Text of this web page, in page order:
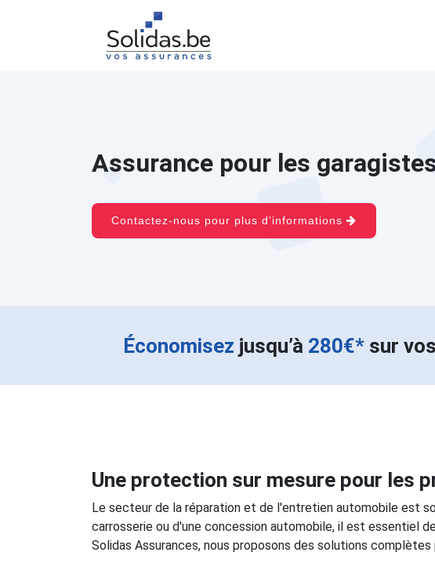
Assurance pour les
Contactez-nous pour plus d'informations
Économisez jusqu’à 280€* sur
Une protection sur mesure pour les
Le secteur de la réparation et de l'entretien automobile est
carrosserie ou d'une concession automobile, il est essentiel
Solidas Assurances, nous proposons des solutions